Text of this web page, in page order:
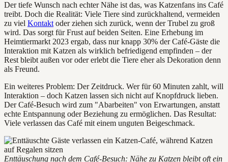
Der tiefe Wunsch nach echter Nähe ist das, was Katzenfans ins Café
treibt. Doch die Realität: Viele Tiere sind zurückhaltend, vermeiden
zu viel Kontakt oder ziehen sich zurück, wenn der Trubel zu groß
wird. Das sorgt für Frust auf beiden Seiten. Eine Erhebung im
Heimtiermarkt 2023 ergab, dass nur knapp 30% der Café-Gäste die
Interaktion mit Katzen als wirklich befriedigend empfinden – der
Rest bleibt außen vor oder erlebt die Tiere eher als Dekoration denn
als Freund.
Ein weiteres Problem: Der Zeitdruck. Wer für 60 Minuten zahlt, will
Interaktion – doch Katzen lassen sich nicht auf Knopfdruck lieben.
Der Café-Besuch wird zum "Abarbeiten" von Erwartungen, anstatt
echte Entspannung oder Beziehung zu ermöglichen. Das Resultat:
Viele verlassen das Café mit einem unguten Beigeschmack.
Enttäuschung nach dem Café-Besuch: Nähe zu Katzen bleibt oft ein